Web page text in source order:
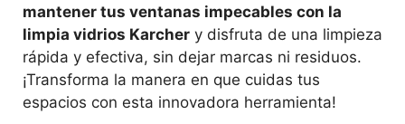
mantener tus ventanas impecables con la
limpia vidrios Karcher y disfruta de una limpieza
rápida y efectiva, sin dejar marcas ni residuos.
¡Transforma la manera en que cuidas tus
espacios con esta innovadora herramienta!